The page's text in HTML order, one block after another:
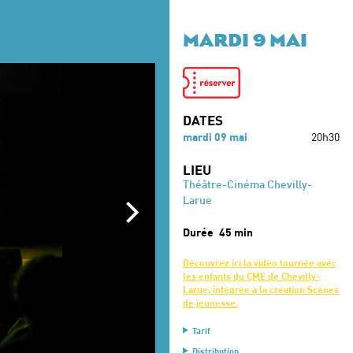
MARDI 9 MAI
DATES
mardi 09 mai 20h30
LIEU
Théâtre-Cinéma Chevilly-
Larue
Durée 45 min
Découvrez ici la vidéo tournée avec
les enfants du CME de Chevilly-
Larue, intégrée à la création Scènes
de jeunesse.
Tarif
Entrée Libre